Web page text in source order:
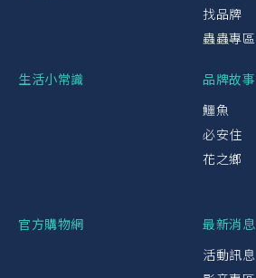
找品牌
蟲蟲專區
生活小常識
品牌故事
鱷魚
必安住
花之鄉
官方購物網
最新消息
活動訊息